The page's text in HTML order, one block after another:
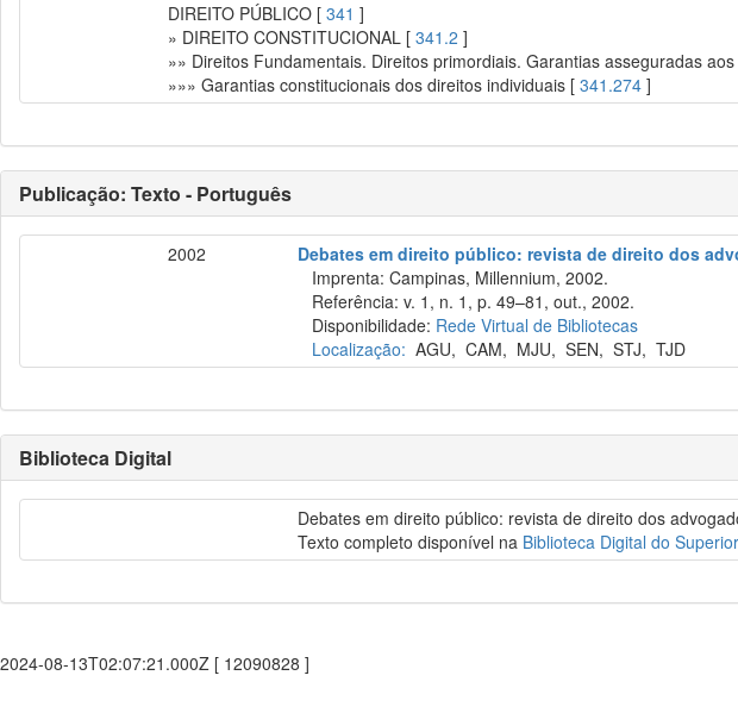
DIREITO PÚBLICO [341 ]
» DIREITO CONSTITUCIONAL [341.2 ]
»» Direitos Fundamentais. Direitos primordiais. Garantias asseguradas
»»» Garantias constitucionais dos direitos individuais [341.274 ]
Publicação: Texto - Português
2002
Debates em direito público: revista de direito dos
Imprenta: Campinas, Millennium, 2002.
Referência: v. 1, n. 1, p. 49–81, out., 2002.
Disponibilidade: Rede Virtual de Bibliotecas
Localização: AGU,CAM, MJU,SEN,STJ,TJD
Biblioteca Digital
Debates em direito público: revista de direito dos
Texto completo disponível na Biblioteca Digital do
2024-08-13T02:07:21.000Z [ 12090828 ]